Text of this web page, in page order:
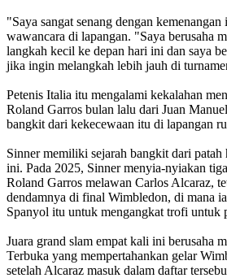
"Saya sangat senang dengan
wawancara di lapangan. "Saya berusaha
langkah kecil ke depan hari ini dan saya
jika ingin melangkah lebih jauh di
Petenis Italia itu mengalami kekalahan
Roland Garros bulan lalu dari Juan
bangkit dari kekecewaan itu di lapangan
Sinner memiliki sejarah bangkit dari
ini. Pada 2025, Sinner menyia-nyiakan
Roland Garros melawan Carlos Alcaraz,
dendamnya di final Wimbledon, di mana
Spanyol itu untuk mengangkat trofi untuk
Juara grand slam empat kali ini berusaha
Terbuka yang mempertahankan gelar
setelah Alcaraz masuk dalam daftar